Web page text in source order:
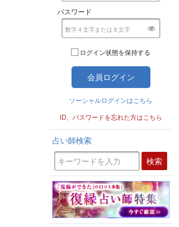
パスワード
ログイン状態を保持する
ソーシャルログインはこちら
ID、パスワードを忘れた方はこちら
占い師検索